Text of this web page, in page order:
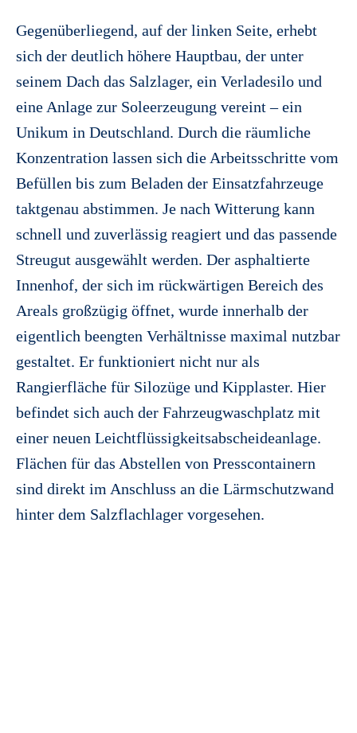
Gegenüberliegend, auf der linken Seite, erhebt
sich der deutlich höhere Hauptbau, der unter
seinem Dach das Salzlager, ein Verladesilo und
eine Anlage zur Soleerzeugung vereint – ein
Unikum in Deutschland. Durch die räumliche
Konzentration lassen sich die Arbeitsschritte vom
Befüllen bis zum Beladen der Einsatzfahrzeuge
taktgenau abstimmen. Je nach Witterung kann
schnell und zuverlässig reagiert und das passende
Streugut ausgewählt werden. Der asphaltierte
Innenhof, der sich im rückwärtigen Bereich des
Areals großzügig öffnet, wurde innerhalb der
eigentlich beengten Verhältnisse maximal nutzbar
gestaltet. Er funktioniert nicht nur als
Rangierfläche für Silozüge und Kipplaster. Hier
befindet sich auch der Fahrzeugwaschplatz mit
einer neuen Leichtflüssigkeitsabscheideanlage.
Flächen für das Abstellen von Presscontainern
sind direkt im Anschluss an die Lärmschutzwand
hinter dem Salzflachlager vorgesehen.